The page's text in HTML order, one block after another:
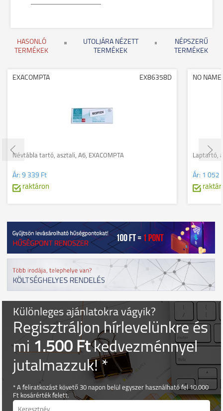
HASONLÓ
TERMÉKEK
UTOLJÁRA NÉZETT
TERMÉKEK
NÉPSZERŰ
TERMÉKEK
EXACOMPTA EX86358D
Névtábla tartó, asztali, A6, EXACOMPTA
Ár: 9 339 Ft
raktáron
NO NAME
Laptartó,
Ár: 1 052
Különleges ajánlatokra vágyik?
Regisztráljon hírlevelünkre és
mi1.500 Ftkedvezménnyel
jutalmazzuk! *
* A feliratkozást követő 30 napon belül egyszer használható fel 10.000
Ft kosárérték felett.